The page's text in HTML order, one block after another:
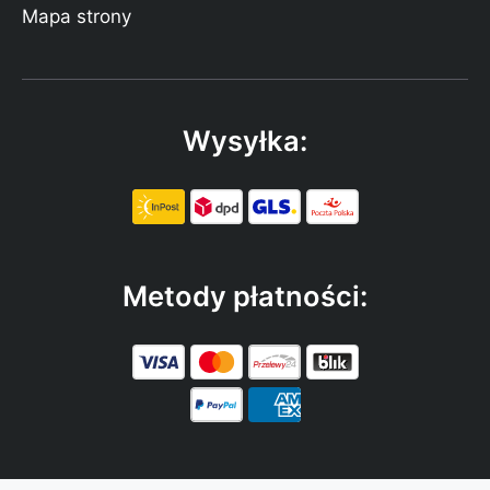
Mapa strony
Wysyłka:
Metody płatności: